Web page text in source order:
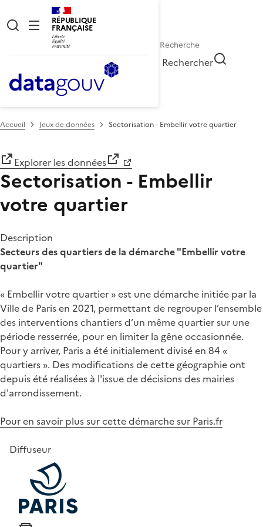
RÉPUBLIQUE
FRANÇAISE
Rechercher
Accueil Jeux de données Sectorisation - Embellir votre quartier
Explorer les données
Sectorisation - Embellir
votre quartier
Description
Secteurs des quartiers de la démarche "Embellir votre
quartier"
« Embellir votre quartier » est une démarche initiée par la
Ville de Paris en 2021, permettant de regrouper l’ensemble
des interventions chantiers d’un même quartier sur une
période resserrée, pour en limiter la gêne occasionnée.
Pour y arriver, Paris a été initialement divisé en 84 «
quartiers ». Des modifications de cette géographie ont
depuis été réalisées à l'issue de décisions des mairies
d'arrondissement.
Pour en savoir plus sur cette démarche sur Paris.fr
Diffuseur